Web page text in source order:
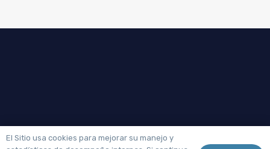
El Sitio usa cookies para mejorar su manejo y